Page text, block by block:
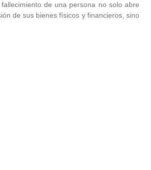
de una persona no solo abre
de sus bienes físicos y financieros, sino